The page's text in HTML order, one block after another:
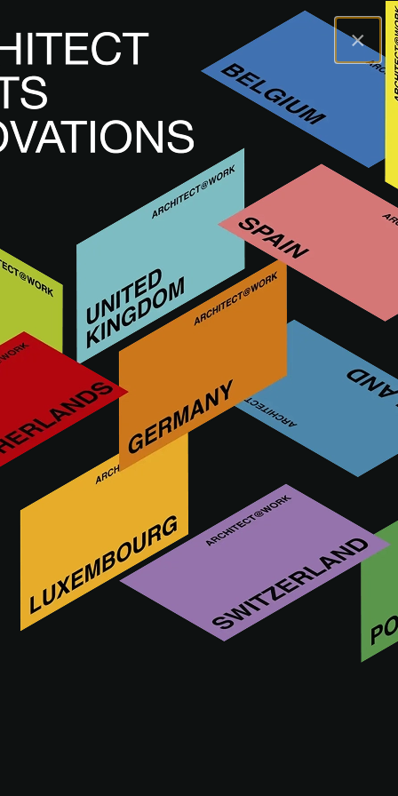
×
A@WX Visitar A@W BILBAO
Expositores
DOLCESTONE
DOLCESTONE
¿Quién es DOLCESTONE?
VISITE EL SITIO WEB DE DOLCESTONE
DOLCESTONE en A@W BILBAO 2019
Esta funcionalidad está reservada exclusivamente
para arquitectos, interioristas y otros prescriptores